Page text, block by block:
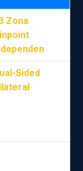
Zona
Sided